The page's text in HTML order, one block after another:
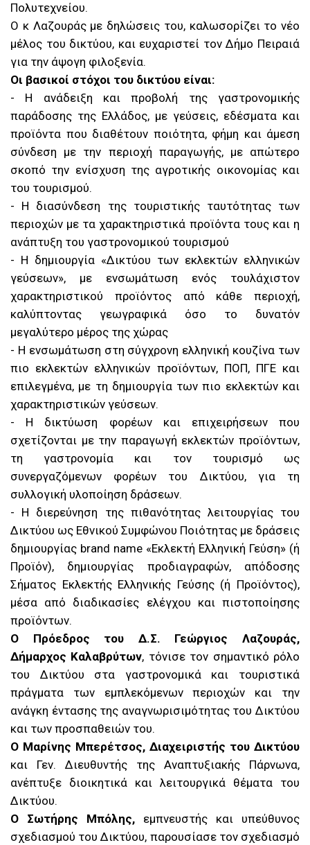
Πολυτεχνείου.
Ο κ Λαζουράς με δηλώσεις του, καλωσορίζει το νέο
μέλος του δικτύου, και ευχαριστεί τον Δήμο Πειραιά
για την άψογη φιλοξενία.
Οι βασικοί στόχοι του δικτύου είναι:
- Η ανάδειξη και προβολή της γαστρονομικής
παράδοσης της Ελλάδος, με γεύσεις, εδέσματα και
προϊόντα που διαθέτουν ποιότητα, φήμη και άμεση
σύνδεση με την περιοχή παραγωγής, με απώτερο
σκοπό την ενίσχυση της αγροτικής οικονομίας και
του τουρισμού.
- Η διασύνδεση της τουριστικής ταυτότητας των
περιοχών με τα χαρακτηριστικά προϊόντα τους και η
ανάπτυξη του γαστρονομικού τουρισμού
- Η δημιουργία «Δικτύου των εκλεκτών ελληνικών
γεύσεων», με ενσωμάτωση ενός τουλάχιστον
χαρακτηριστικού προϊόντος από κάθε περιοχή,
καλύπτοντας γεωγραφικά όσο το δυνατόν
μεγαλύτερο μέρος της χώρας
- Η ενσωμάτωση στη σύγχρονη ελληνική κουζίνα των
πιο εκλεκτών ελληνικών προϊόντων, ΠΟΠ, ΠΓΕ και
επιλεγμένα, με τη δημιουργία των πιο εκλεκτών και
χαρακτηριστικών γεύσεων.
- Η δικτύωση φορέων και επιχειρήσεων που
σχετίζονται με την παραγωγή εκλεκτών προϊόντων,
τη γαστρονομία και τον τουρισμό ως
συνεργαζόμενων φορέων του Δικτύου, για τη
συλλογική υλοποίηση δράσεων.
- Η διερεύνηση της πιθανότητας λειτουργίας του
Δικτύου ως Εθνικού Συμφώνου Ποιότητας με δράσεις
δημιουργίας brand name «Εκλεκτή Ελληνική Γεύση» (ή
Προϊόν), δημιουργίας προδιαγραφών, απόδοσης
Σήματος Εκλεκτής Ελληνικής Γεύσης (ή Προϊόντος),
μέσα από διαδικασίες ελέγχου και πιστοποίησης
προϊόντων.
Ο Πρόεδρος του Δ.Σ. Γεώργιος Λαζουράς,
Δήμαρχος Καλαβρύτων, τόνισε τον σημαντικό ρόλο
του Δικτύου στα γαστρονομικά και τουριστικά
πράγματα των εμπλεκόμενων περιοχών και την
ανάγκη έντασης της αναγνωρισιμότητας του Δικτύου
και των προσπαθειών του.
Ο Μαρίνης Μπερέτσος, Διαχειριστής του Δικτύου
και Γεν. Διευθυντής της Αναπτυξιακής Πάρνωνα,
ανέπτυξε διοικητικά και λειτουργικά θέματα του
Δικτύου.
Ο Σωτήρης Μπόλης, εμπνευστής και υπεύθυνος
σχεδιασμού του Δικτύου, παρουσίασε τον σχεδιασμό